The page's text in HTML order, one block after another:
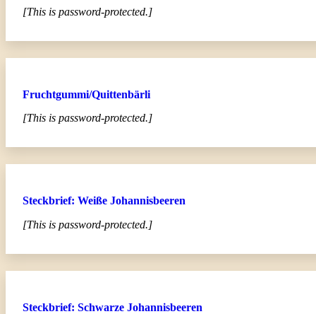
[This is password-protected.]
Fruchtgummi/Quittenbärli
[This is password-protected.]
Steckbrief: Weiße Johannisbeeren
[This is password-protected.]
Steckbrief: Schwarze Johannisbeeren